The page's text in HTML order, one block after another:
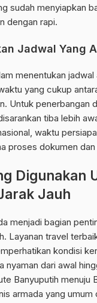
sudah menyiapkan
dengan rapi.
Jadwal Yang
menentukan jadwal
yang cukup
Untuk penerbangan
tiba lebih
waktu
proses dokumen
Digunakan
Jauh
menjadi bagian
Layanan travel
kondisi
nyaman dari awal
Banyuputih menuju
armada yang umum